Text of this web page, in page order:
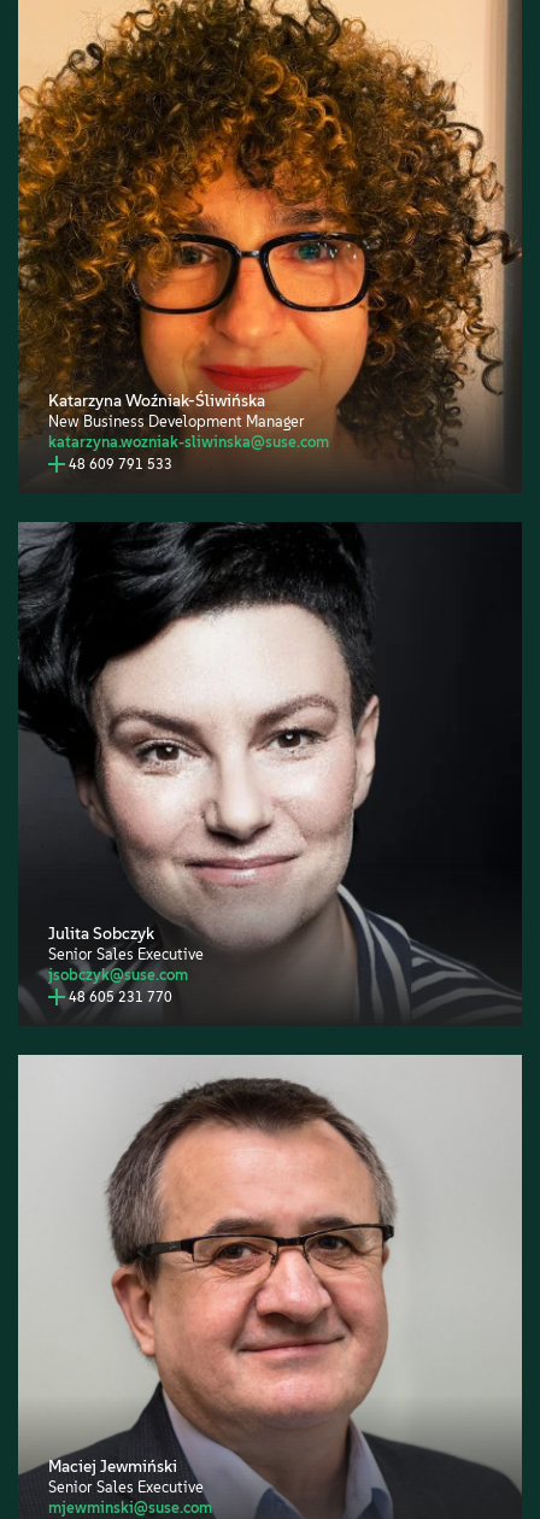
Katarzyna Woźniak-Śliwińska
New Business Development Manager
katarzyna.wozniak-sliwinska@suse.com
48 609 791 533
Julita Sobczyk
Senior Sales Executive
jsobczyk@suse.com
48 605 231 770
Maciej Jewmiński
Senior Sales Executive
mjewminski@suse.com